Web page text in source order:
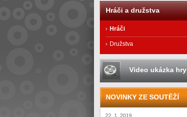
Hráči a družstva
Hráči
Družstva
Video ukázka hry
NOVINKY ZE SOUTĚŽÍ
22. 1. 2019